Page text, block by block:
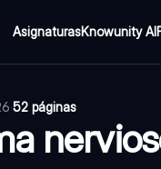
AsignaturasKnowunity AI
·52 páginas